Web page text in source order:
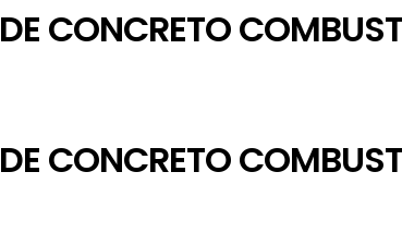
CONCRETO
CONCRETO